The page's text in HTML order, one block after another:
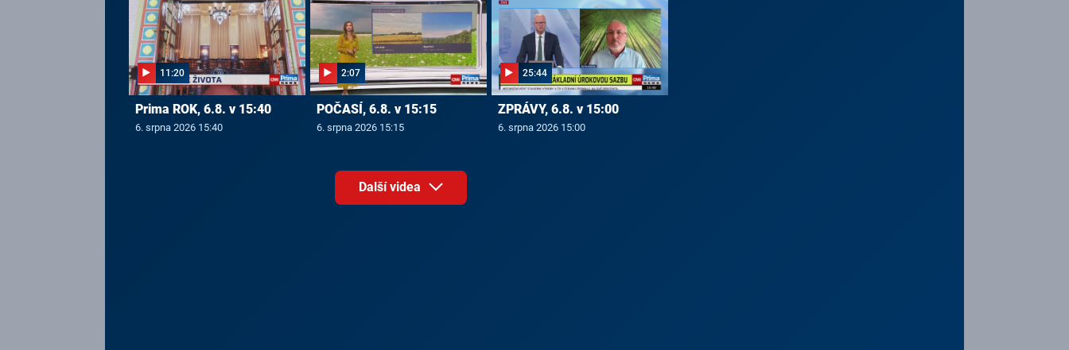
11:20
Prima ROK, 6.8. v 15:40
6. srpna 2026 15:40
2:07
POČASÍ, 6.8. v 15:15
6. srpna 2026 15:15
25:44
ZPRÁVY, 6.8. v 15:00
6. srpna 2026 15:00
Další videa